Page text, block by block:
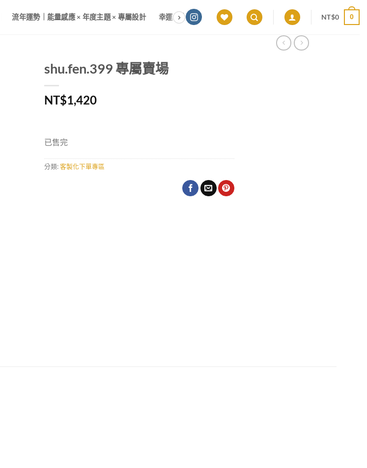
流年運勢｜能量感應 × 年度主題 × 專屬設計 幸運色｜能量感應 × 色彩頻率 × 專屬設計 願望顯化｜意圖啟動
NT$0 0
shu.fen.399 專屬賣場
NT$1,420
已售完
分類:客製化下單專區